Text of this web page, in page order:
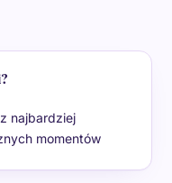
najbardziej
momentów